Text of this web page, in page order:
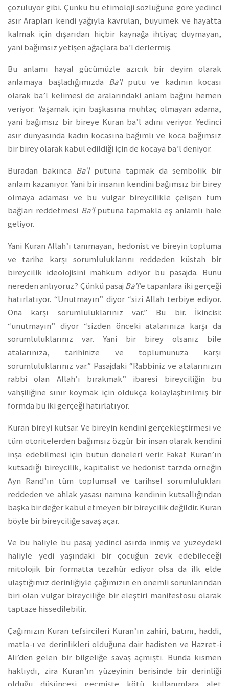
çözülüyor gibi. Çünkü bu etimoloji sözlüğüne göre yedinci
asır Arapları kendi yağıyla kavrulan, büyümek ve hayatta
kalmak için dışarıdan hiçbir kaynağa ihtiyaç duymayan,
yani bağımsız yetişen ağaçlara ba’l derlermiş.
Bu anlamı hayal gücümüzle azıcık bir deyim olarak
anlamaya başladığımızda Ba’lputu ve kadının kocası
olarak ba’l kelimesi de aralarındaki anlam bağını hemen
veriyor: Yaşamak için başkasına muhtaç olmayan adama,
yani bağımsız bir bireye Kuran ba’l adını veriyor. Yedinci
asır dünyasında kadın kocasına bağımlı ve koca bağımsız
bir birey olarak kabul edildiği için de kocaya ba’l deniyor.
Buradan bakınca Ba’lputuna tapmak da sembolik bir
anlam kazanıyor. Yani bir insanın kendini bağımsız bir birey
olmaya adaması ve bu vulgar bireycilikle çelişen tüm
bağları reddetmesi Ba’lputuna tapmakla eş anlamlı hale
geliyor.
Yani Kuran Allah’ı tanımayan, hedonist ve bireyin topluma
ve tarihe karşı sorumluluklarını reddeden küstah bir
bireycilik ideolojisini mahkum ediyor bu pasajda. Bunu
nereden anlıyoruz? Çünkü pasaj Ba’l’e tapanlara iki gerçeği
hatırlatıyor. “Unutmayın” diyor “sizi Allah terbiye ediyor.
Ona karşı sorumluluklarınız var.” Bu bir. İkincisi:
“unutmayın” diyor “sizden önceki atalarınıza karşı da
sorumluluklarınız var. Yani bir birey olsanız bile
atalarınıza, tarihinize ve toplumunuza karşı
sorumluluklarınız var.” Pasajdaki “Rabbiniz ve atalarınızın
rabbi olan Allah’ı bırakmak” ibaresi bireyciliğin bu
vahşiliğine sınır koymak için oldukça kolaylaştırılmış bir
formda bu iki gerçeği hatırlatıyor.
Kuran bireyi kutsar. Ve bireyin kendini gerçekleştirmesi ve
tüm otoritelerden bağımsız özgür bir insan olarak kendini
inşa edebilmesi için bütün doneleri verir. Fakat Kuran’ın
kutsadığı bireycilik, kapitalist ve hedonist tarzda örneğin
Ayn Rand’ın tüm toplumsal ve tarihsel sorumlulukları
reddeden ve ahlak yasası namına kendinin kutsallığından
başka bir değer kabul etmeyen bir bireycilik değildir. Kuran
böyle bir bireyciliğe savaş açar.
Ve bu haliyle bu pasaj yedinci asırda inmiş ve yüzeydeki
haliyle yedi yaşındaki bir çocuğun zevk edebileceği
mitolojik bir formatta tezahür ediyor olsa da ilk elde
ulaştığımız derinliğiyle çağımızın en önemli sorunlarından
biri olan vulgar bireyciliğe bir eleştiri manifestosu olarak
taptaze hissedilebilir.
Çağımızın Kuran tefsircileri Kuran’ın zahiri, batını, haddi,
matla-ı ve derinlikleri olduğuna dair hadisten ve Hazret-i
Ali’den gelen bir bilgeliğe savaş açmıştı. Bunda kısmen
haklıydı, zira Kuran’ın yüzeyinin berisinde bir derinliği